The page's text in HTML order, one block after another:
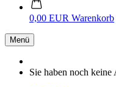
0,00 EUR Warenkorb
Menü
Sie haben noch